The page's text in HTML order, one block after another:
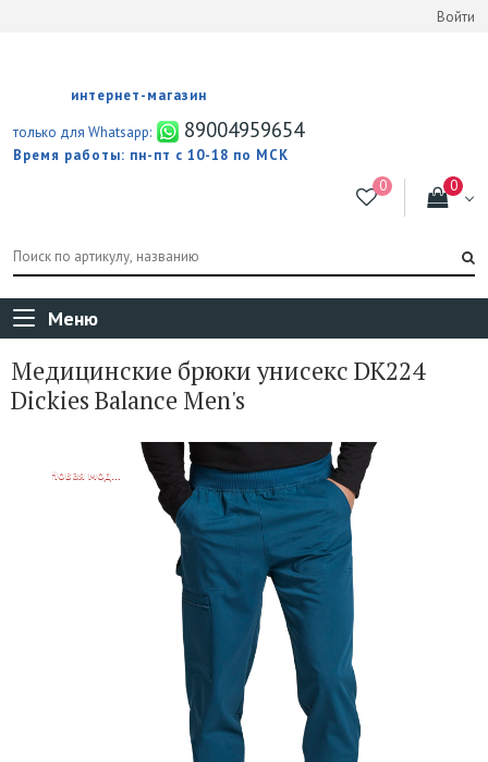
Войти
интернет-магазин
только для Whatsapp:
89004959654
Время работы: пн-пт с 10-18 по МСК
Меню
Медицинские брюки унисекс DK224
Dickies Balance Men's